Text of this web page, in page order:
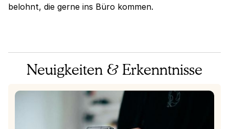
belohnt, die gerne ins Büro kommen.
Neuigkeiten & Erkenntnisse